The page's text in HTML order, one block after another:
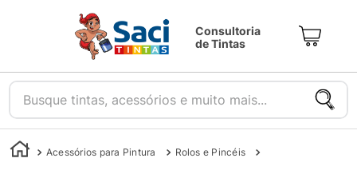
Consultoria
de Tintas
Busque tintas, acessórios e muito mais...
Acessórios para Pintura Rolos e Pincéis